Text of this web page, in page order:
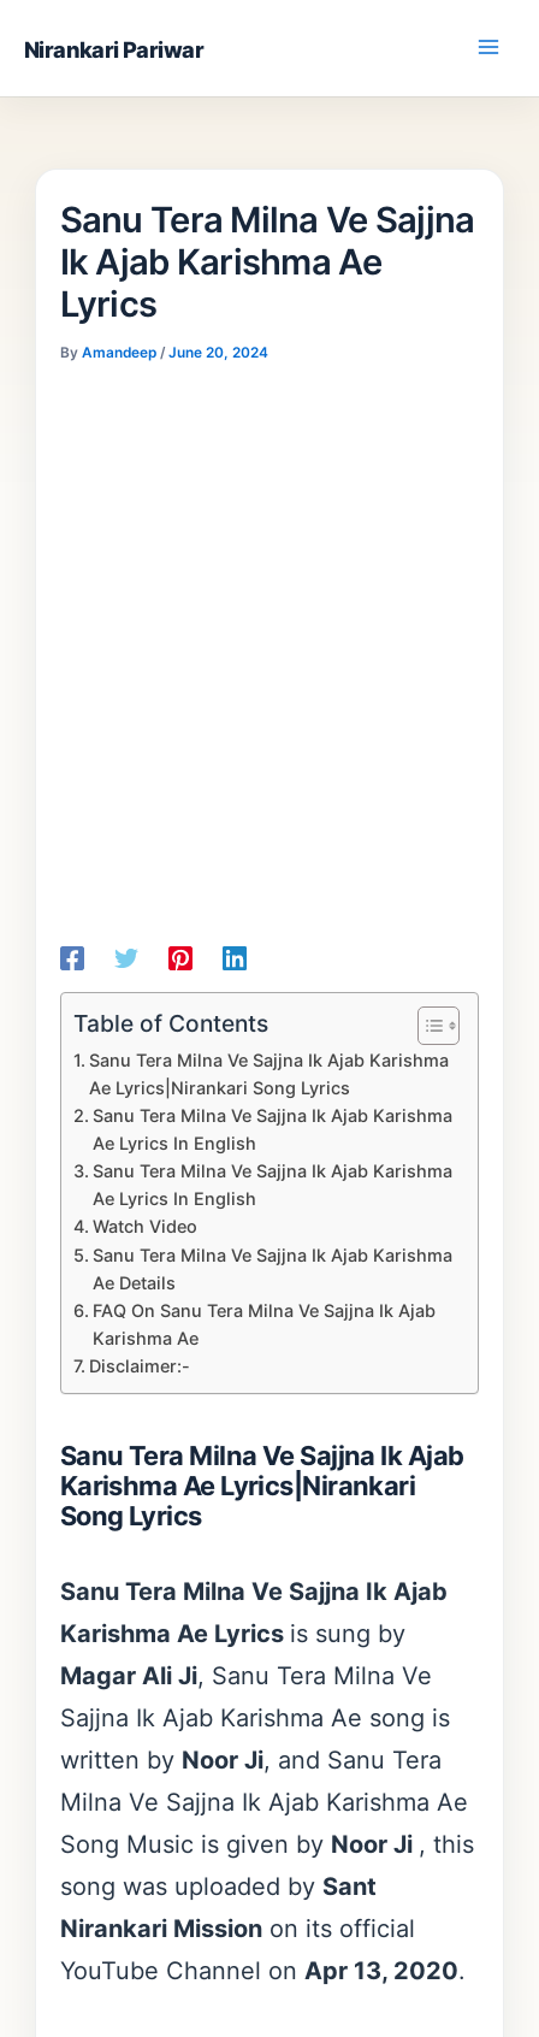
Nirankari Pariwar
Sanu Tera Milna Ve Sajjna
Ik Ajab Karishma Ae
Lyrics
By Amandeep /June 20, 2024
Table of Contents
Sanu Tera Milna Ve Sajjna Ik Ajab Karishma
Ae Lyrics|Nirankari Song Lyrics
Sanu Tera Milna Ve Sajjna Ik Ajab Karishma
Ae Lyrics In English
Sanu Tera Milna Ve Sajjna Ik Ajab Karishma
Ae Lyrics In English
Watch Video
Sanu Tera Milna Ve Sajjna Ik Ajab Karishma
Ae Details
FAQ On Sanu Tera Milna Ve Sajjna Ik Ajab
Karishma Ae
Disclaimer:-
Sanu Tera Milna Ve Sajjna Ik Ajab
Karishma Ae Lyrics|Nirankari
Song Lyrics
Sanu Tera Milna Ve Sajjna Ik Ajab
Karishma Ae Lyrics is sung by
Magar Ali Ji, Sanu Tera Milna Ve
Sajjna Ik Ajab Karishma Ae song is
written by Noor Ji, and Sanu Tera
Milna Ve Sajjna Ik Ajab Karishma Ae
Song Music is given by Noor Ji , this
song was uploaded by Sant
Nirankari Missionon its official
YouTube Channel on Apr 13, 2020.